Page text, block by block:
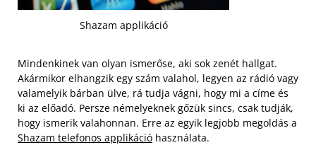
Shazam applikáció
Mindenkinek van olyan ismerőse, aki sok zenét hallgat.
Akármikor elhangzik egy szám valahol, legyen az rádió vagy
valamelyik bárban ülve, rá tudja vágni, hogy mi a címe és
ki az előadó. Persze némelyeknek gőzük sincs, csak tudják,
hogy ismerik valahonnan. Erre az egyik legjobb megoldás a
Shazam telefonos applikáció használata.